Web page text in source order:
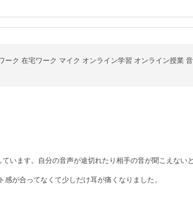
ーク 在宅ワーク マイク オンライン学習 オンライン授業
います。自分の音声が途切れたり相手の音が聞こえない
が合ってなくて少しだけ耳が痛くなりました。